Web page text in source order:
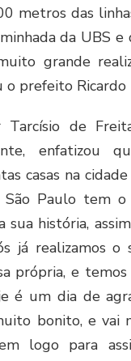
metros das
da UBS e
grande
o prefeito Ricardo
Tarcísio de
enfatizou
casas na
Paulo tem o
sua história,
já realizamos
própria, e
é um dia de
bonito, e vai
logo para